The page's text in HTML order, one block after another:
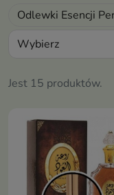
Odlewki Esencji
Jest 15 produktów.
Wybierz